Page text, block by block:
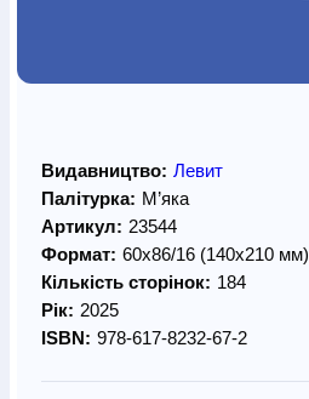
Видавництво: Левит
Палітурка: М’яка
Артикул: 23544
Формат: 60х86/16 (140х210 мм)
Кількість сторінок: 184
Рік: 2025
ISBN: 978-617-8232-67-2